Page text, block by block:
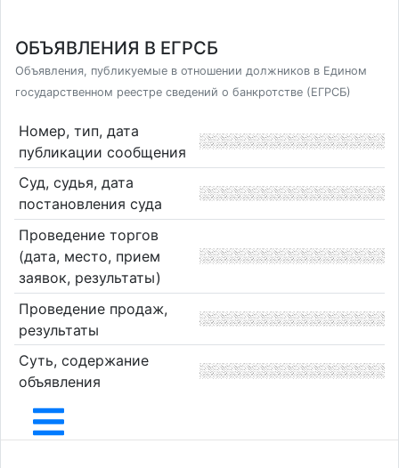
ОБЪЯВЛЕНИЯ В ЕГРСБ
Объявления, публикуемые в отношении должников в Едином
государственном реестре сведений о банкротстве (ЕГРСБ)
Номер, тип, дата
публикации сообщения
Суд, судья, дата
постановления суда
Проведение торгов
(дата, место, прием
заявок, результаты)
Проведение продаж,
результаты
Суть, содержание
объявления